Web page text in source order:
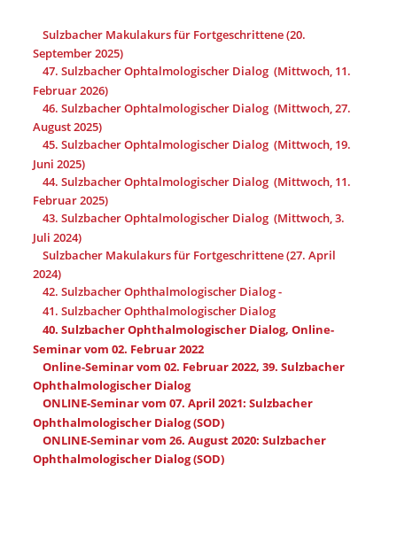
Sulzbacher Makulakurs für Fortgeschrittene (20.
September 2025)
47. Sulzbacher Ophtalmologischer Dialog (Mittwoch, 11.
Februar 2026)
46. Sulzbacher Ophtalmologischer Dialog (Mittwoch, 27.
August 2025)
45. Sulzbacher Ophtalmologischer Dialog (Mittwoch, 19.
Juni 2025)
44. Sulzbacher Ophtalmologischer Dialog (Mittwoch, 11.
Februar 2025)
43. Sulzbacher Ophtalmologischer Dialog (Mittwoch, 3.
Juli 2024)
Sulzbacher Makulakurs für Fortgeschrittene (27. April
2024)
42. Sulzbacher Ophthalmologischer Dialog -
41. Sulzbacher Ophthalmologischer Dialog
40. Sulzbacher Ophthalmologischer Dialog, Online-
Seminar vom 02. Februar 2022
Online-Seminar vom 02. Februar 2022, 39. Sulzbacher
Ophthalmologischer Dialog
ONLINE-Seminar vom 07. April 2021: Sulzbacher
Ophthalmologischer Dialog (SOD)
ONLINE-Seminar vom 26. August 2020: Sulzbacher
Ophthalmologischer Dialog (SOD)